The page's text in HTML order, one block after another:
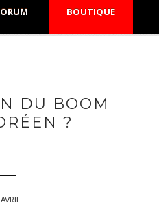
BOUTIQUE
DU BOOM
?